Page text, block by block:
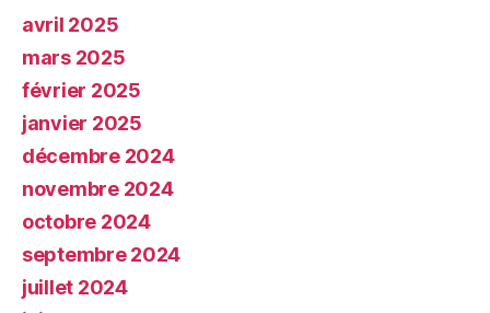
avril 2025
mars 2025
février 2025
janvier 2025
décembre 2024
novembre 2024
octobre 2024
septembre 2024
juillet 2024